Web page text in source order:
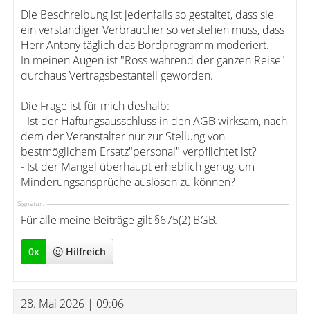
Die Beschreibung ist jedenfalls so gestaltet, dass sie
ein verständiger Verbraucher so verstehen muss, dass
Herr Antony täglich das Bordprogramm moderiert.
In meinen Augen ist "Ross während der ganzen Reise"
durchaus Vertragsbestanteil geworden.
Die Frage ist für mich deshalb:
- Ist der Haftungsausschluss in den AGB wirksam, nach
dem der Veranstalter nur zur Stellung von
bestmöglichem Ersatz"personal" verpflichtet ist?
- Ist der Mangel überhaupt erheblich genug, um
Minderungsansprüche auslösen zu können?
Signatur:
Für alle meine Beiträge gilt §675(2) BGB.
0x Hilfreich
28. Mai 2026 | 09:06